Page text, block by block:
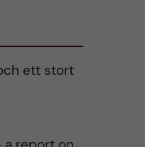
ett stort